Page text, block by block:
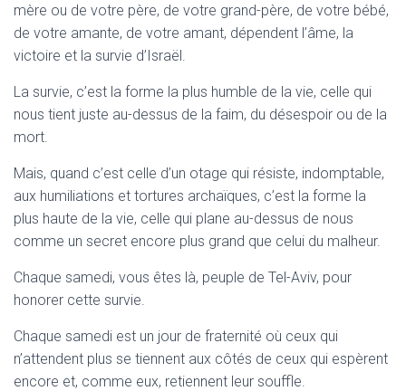
mère ou de votre père, de votre grand-père, de votre bébé,
de votre amante, de votre amant, dépendent l’âme, la
victoire et la survie d’Israël.
La survie, c’est la forme la plus humble de la vie, celle qui
nous tient juste au-dessus de la faim, du désespoir ou de la
mort.
Mais, quand c’est celle d’un otage qui résiste, indomptable,
aux humiliations et tortures archaïques, c’est la forme la
plus haute de la vie, celle qui plane au-dessus de nous
comme un secret encore plus grand que celui du malheur.
Chaque samedi, vous êtes là, peuple de Tel-Aviv, pour
honorer cette survie.
Chaque samedi est un jour de fraternité où ceux qui
n’attendent plus se tiennent aux côtés de ceux qui espèrent
encore et, comme eux, retiennent leur souffle.